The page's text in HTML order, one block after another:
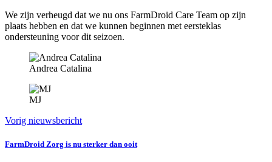
We zijn verheugd dat we nu ons FarmDroid Care Team op zijn
plaats hebben en dat we kunnen beginnen met eersteklas
ondersteuning voor dit seizoen.
Andrea Catalina
MJ
Vorig nieuwsbericht
FarmDroid Zorg is nu sterker dan ooit